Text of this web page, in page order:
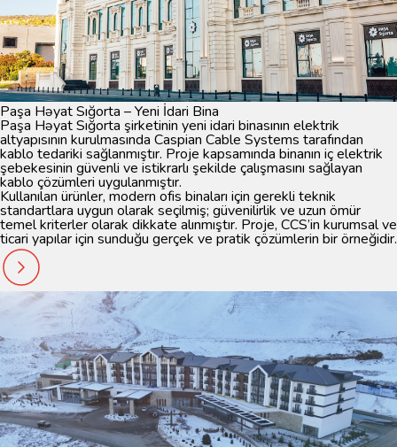
Paşa Həyat Sığorta – Yeni İdari Bina
Paşa Həyat Sığorta şirketinin yeni idari binasının elektrik
altyapısının kurulmasında Caspian Cable Systems tarafından
kablo tedariki sağlanmıştır. Proje kapsamında binanın iç elektrik
şebekesinin güvenli ve istikrarlı şekilde çalışmasını sağlayan
kablo çözümleri uygulanmıştır.
Kullanılan ürünler, modern ofis binaları için gerekli teknik
standartlara uygun olarak seçilmiş; güvenilirlik ve uzun ömür
temel kriterler olarak dikkate alınmıştır. Proje, CCS’in kurumsal ve
ticari yapılar için sunduğu gerçek ve pratik çözümlerin bir örneğidir.